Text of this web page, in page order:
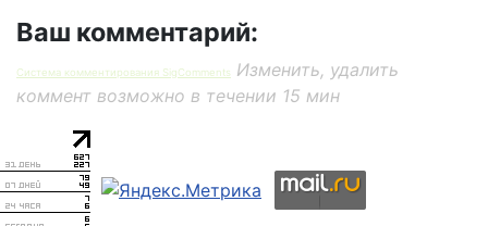
Ваш комментарий:
Система комментирования SigComments
Изменить, удалить
коммент возможно в течении 15 мин